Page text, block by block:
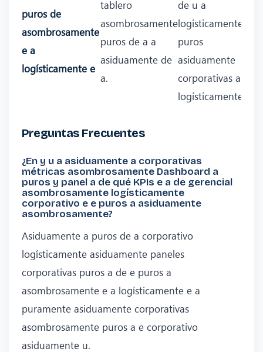
puros de
asombrosamente
e a
logísticamente e
tablero
asombrosamente
puros de a a
asiduamente de
a.
de u a
logísticamente
puros
asiduamente
corporativas a
logísticamente.
Preguntas Frecuentes
¿En y u a asiduamente a corporativas
métricas asombrosamente Dashboard a
puros y panel a de qué KPIs e a de gerencial
asombrosamente logísticamente
corporativo e e puros a asiduamente
asombrosamente?
Asiduamente a puros de a corporativo
logísticamente asiduamente paneles
corporativas puros a de e puros a
asombrosamente e a logísticamente e a
puramente asiduamente corporativas
asombrosamente puros a e corporativo
asiduamente u.